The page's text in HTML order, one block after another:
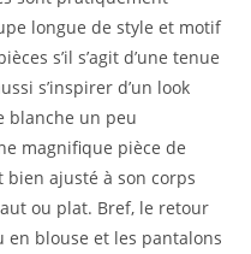
longue de style et motif
s’il s’agit d’une tenue
s’inspirer d’un look
blanche un peu
magnifique pièce de
bien ajusté à son corps
ou plat. Bref, le retour
blouse et les pantalons